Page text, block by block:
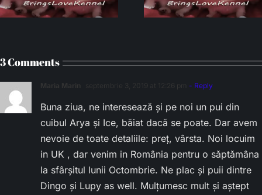
3 Comments
Maria Marin septembrie 3, 2019 at 12:26 pm - Reply
Buna ziua, ne interesează și pe noi un pui din
cuibul Arya și Ice, băiat dacă se poate. Dar avem
nevoie de toate detaliile: preț, vârsta. Noi locuim
in UK , dar venim in România pentru o săptămâna
la sfârșitul lunii Octombrie. Ne plac și puii dintre
Dingo și Lupy as well. Mulțumesc mult și aștept